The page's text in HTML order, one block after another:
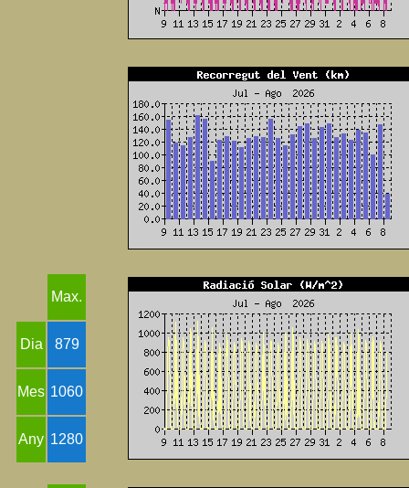
Max.
Dia 879
Mes 1060
Any 1280